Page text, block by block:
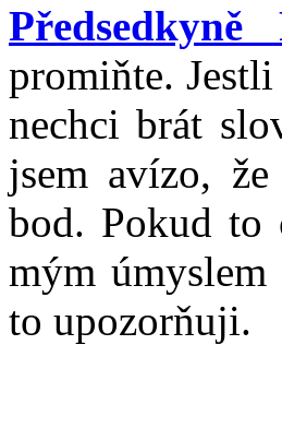
promiňte.
nechci brát
jsem avízo,
bod. Pokud to
mým
to upozorňuji.